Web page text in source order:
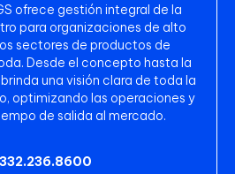
ofrece gestión integral de la
para organizaciones de alto
sectores de productos de
Desde el concepto hasta la
una visión clara de toda la
optimizando las operaciones y
de salida al mercado.
332.236.8600